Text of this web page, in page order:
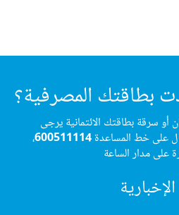
بطاقتك المصرفية؟
سرقة بطاقتك الائتمانية يرجى
على خط المساعدة600511114،
على مدار الساعة